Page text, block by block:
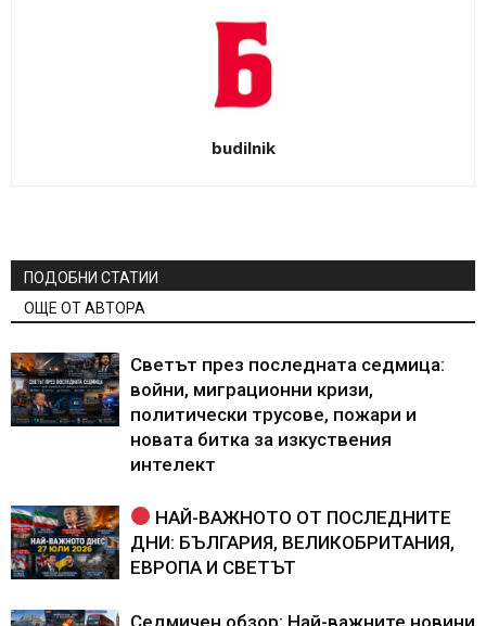
budilnik
ПОДОБНИ СТАТИИ
ОЩЕ ОТ АВТОРА
Светът през последната седмица:
войни, миграционни кризи,
политически трусове, пожари и
новата битка за изкуствения
интелект
НАЙ-ВАЖНОТО ОТ ПОСЛЕДНИТЕ
ДНИ: БЪЛГАРИЯ, ВЕЛИКОБРИТАНИЯ,
ЕВРОПА И СВЕТЪТ
Седмичен обзор: Най-важните новини